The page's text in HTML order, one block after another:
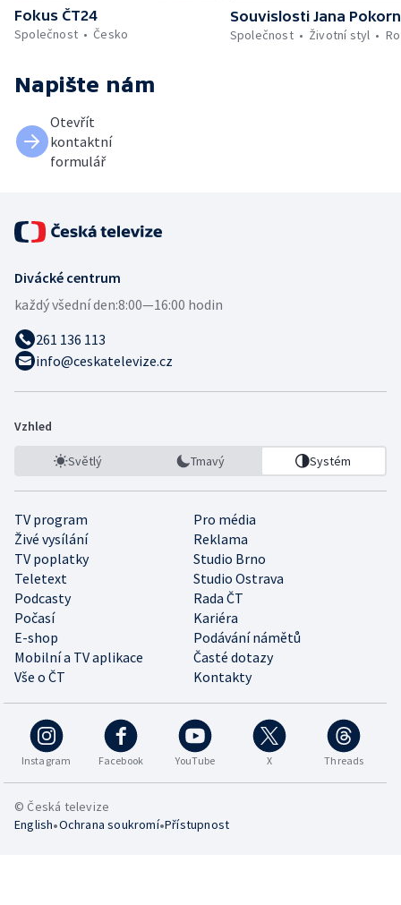
Fokus ČT24
Společnost
Česko
Souvislosti Jana
Společnost
Životní styl
Napište nám
Otevřít
kontaktní
formulář
Divácké centrum
každý všední den:8:00—16:00 hodin
261 136 113
info@ceskatelevize.cz
Vzhled
Světlý Tmavý Systém
TV program
Pro média
Živé vysílání
Reklama
TV poplatky
Studio Brno
Teletext
Studio Ostrava
Podcasty
Rada ČT
Počasí
Kariéra
E-shop
Podávání námětů
Mobilní a TV aplikace
Časté dotazy
Vše o ČT
Kontakty
Instagram Facebook YouTube X Threads
© Česká televize
English•Ochrana soukromí•Přístupnost